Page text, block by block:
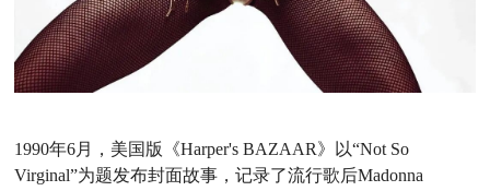
1990年6月，美国版《Harper's BAZAAR》以“Not So
Virginal”为题发布封面故事，记录了流行歌后Madonna